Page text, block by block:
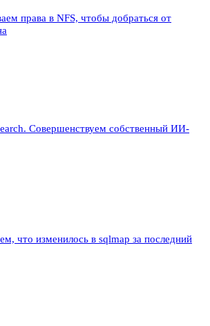
права в NFS, чтобы добраться от
Совершенствуем собственный ИИ-
что изменилось в sqlmap за последний